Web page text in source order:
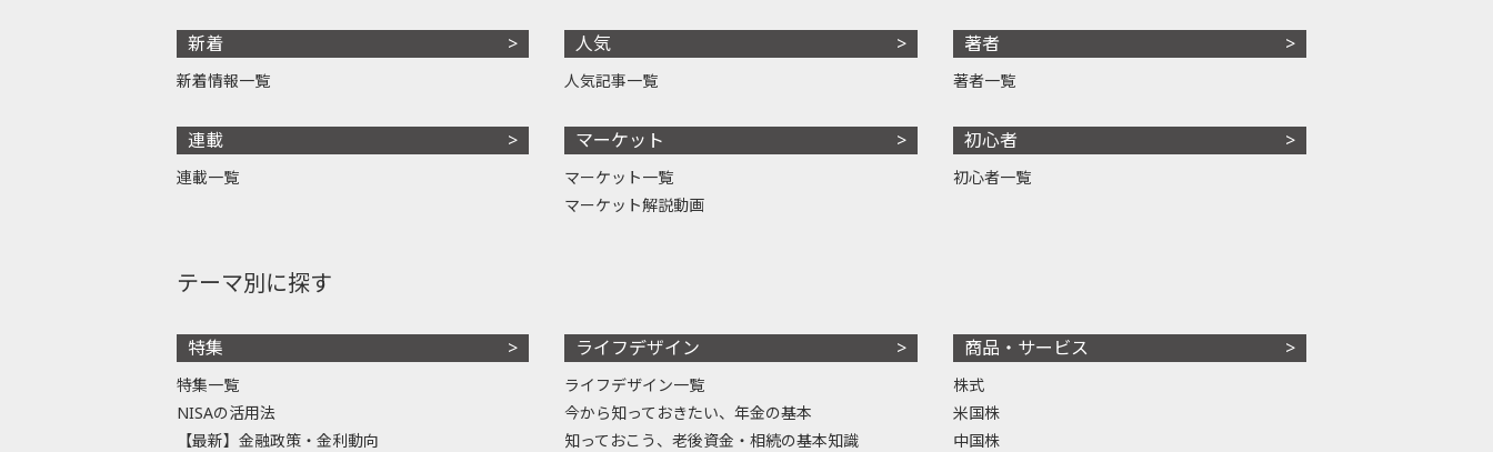
新着
新着情報一覧
連載
連載一覧
人気
人気記事一覧
マーケット
マーケット一覧
マーケット解説動画
著者
著者一覧
初心者
初心者一覧
テーマ別に探す
特集
特集一覧
NISAの活用法
【最新】金融政策・金利動向
ライフデザイン
ライフデザイン一覧
今から知っておきたい、年金の基本
知っておこう、老後資金・相続の基本知識
商品・サービス
株式
米国株
中国株